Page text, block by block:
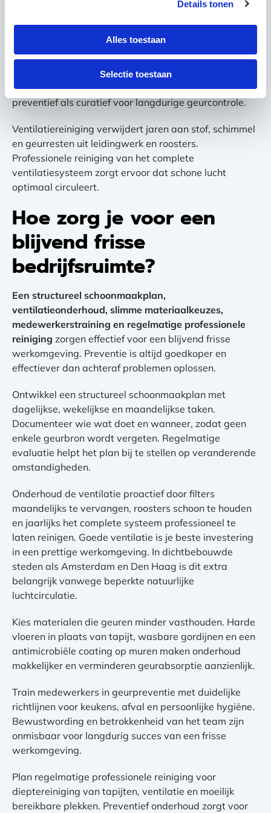
Details tonen
Alles toestaan
Selectie toestaan
geurproblemen aan. Deze producten zijn krachtiger
Professionele luchtzuivering met HEPA-filters, UV-licht
of ionisatie reinigt de lucht continu van geurdeeltjes en
micro-organismen. Deze systemen werken zowel
preventief als curatief voor langdurige geurcontrole.
Ventilatiereiniging verwijdert jaren aan stof, schimmel
en geurresten uit leidingwerk en roosters.
Professionele reiniging van het complete
ventilatiesysteem zorgt ervoor dat schone lucht
optimaal circuleert.
Hoe zorg je voor een
blijvend frisse
bedrijfsruimte?
Een structureel schoonmaakplan,
ventilatieonderhoud, slimme materiaalkeuzes,
medewerkerstraining en regelmatige professionele
reiniging zorgen effectief voor een blijvend frisse
werkomgeving. Preventie is altijd goedkoper en
effectiever dan achteraf problemen oplossen.
Ontwikkel een structureel schoonmaakplan met
dagelijkse, wekelijkse en maandelijkse taken.
Documenteer wie wat doet en wanneer, zodat geen
enkele geurbron wordt vergeten. Regelmatige
evaluatie helpt het plan bij te stellen op veranderende
omstandigheden.
Onderhoud de ventilatie proactief door filters
maandelijks te vervangen, roosters schoon te houden
en jaarlijks het complete systeem professioneel te
laten reinigen. Goede ventilatie is je beste investering
in een prettige werkomgeving. In dichtbebouwde
steden als Amsterdam en Den Haag is dit extra
belangrijk vanwege beperkte natuurlijke
luchtcirculatie.
Kies materialen die geuren minder vasthouden. Harde
vloeren in plaats van tapijt, wasbare gordijnen en een
antimicrobiële coating op muren maken onderhoud
makkelijker en verminderen geurabsorptie aanzienlijk.
Train medewerkers in geurpreventie met duidelijke
richtlijnen voor keukens, afval en persoonlijke hygiëne.
Bewustwording en betrokkenheid van het team zijn
onmisbaar voor langdurig succes van een frisse
werkomgeving.
Plan regelmatige professionele reiniging voor
dieptereiniging van tapijten, ventilatie en moeilijk
bereikbare plekken. Preventief onderhoud zorgt voor